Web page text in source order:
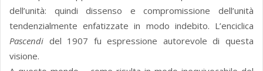
dell’unità: quindi dissenso e compromissione dell’unità
tendenzialmente enfatizzate in modo indebito. L’enciclica
Pascendi del 1907 fu espressione autorevole di questa
visione.